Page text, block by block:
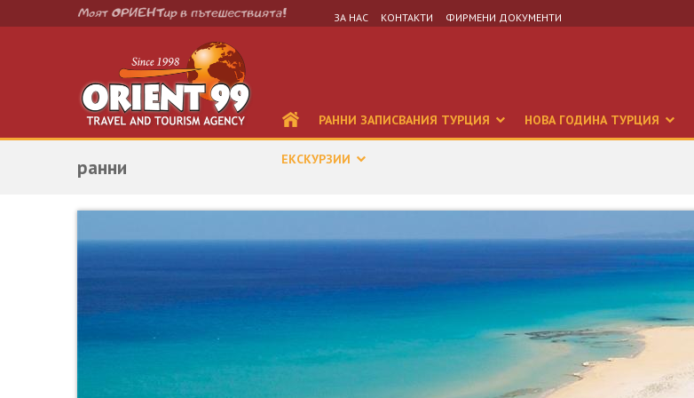
ЗА НАС КОНТАКТИ ФИРМЕНИ ДОКУМЕНТИ
РАННИ ЗАПИСВАНИЯ ТУРЦИЯ НОВА ГОДИНА ТУРЦИЯ
ЕКСКУРЗИИ
ранни